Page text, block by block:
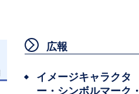
広報
イメージキャラクタ
ー・シンボルマーク・